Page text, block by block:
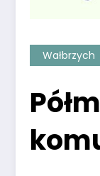
Wałbrzych